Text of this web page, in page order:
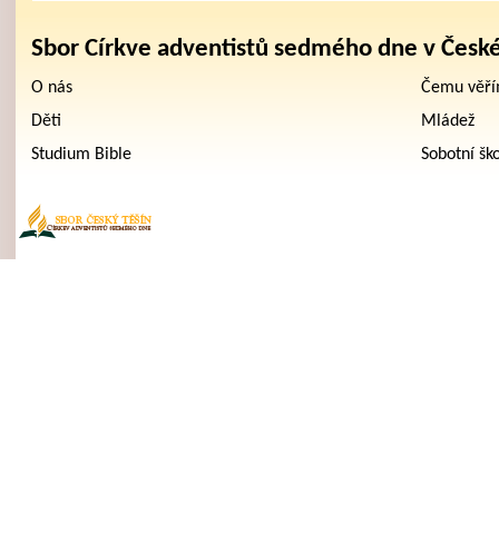
Sbor Církve adventistů sedmého dne v
O nás
Čemu
Děti
Mládež
Studium Bible
Sobotní